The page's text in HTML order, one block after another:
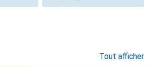
Tout afficher